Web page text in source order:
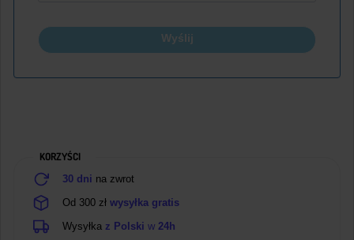
Wyślij
KORZYŚCI
30 dni na zwrot
Od 300 zł wysyłka gratis
Wysyłka z Polski w 24h